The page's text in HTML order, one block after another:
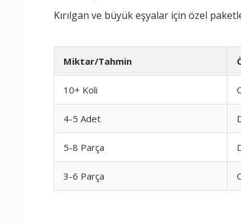
Kırılgan ve büyük eşyalar için özel
Miktar/Tahmin
10+ Koli
4-5 Adet
5-8 Parça
3-6 Parça